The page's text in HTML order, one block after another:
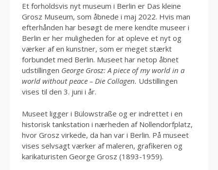
Et forholdsvis nyt museum i Berlin er Das kleine
Grosz Museum, som åbnede i maj 2022. Hvis man
efterhånden har besøgt de mere kendte museer i
Berlin er her muligheden for at opleve et nyt og
værker af en kunstner, som er meget stærkt
forbundet med Berlin. Museet har netop åbnet
udstillingen George Grosz: A piece of my world in a
world without peace – Die Collagen. Udstillingen
vises til den 3. juni i år.
Museet ligger i Bülowstraße og er indrettet i en
historisk tankstation i nærheden af Nollendorfplatz,
hvor Grosz virkede, da han var i Berlin. På museet
vises selvsagt værker af maleren, grafikeren og
karikaturisten George Grosz (1893-1959).